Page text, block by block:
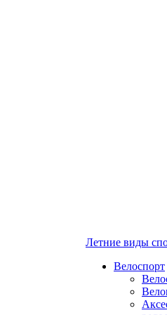
Летние виды
Велоспорт